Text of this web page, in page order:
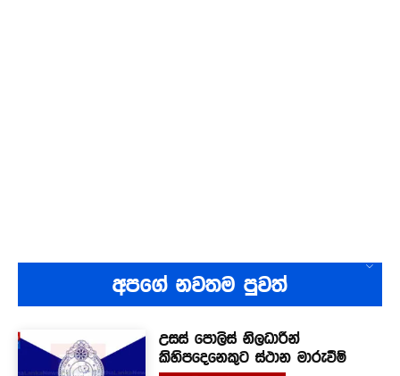
අපගේ නවතම පුවත්
උසස් පොලිස් නිලධාරීන්
කිහිපදෙනෙකුට ස්ථාන මාරුවීම්